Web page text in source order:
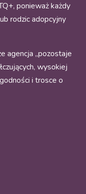
ponieważ każdy
rodzic adopcyjny
agencja „pozostaje
wysokiej
i trosce o